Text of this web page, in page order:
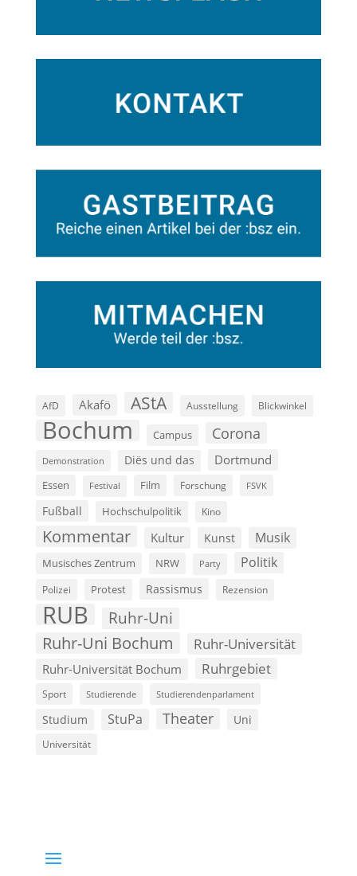
AfD Akafö AStA Ausstellung Blickwinkel
Bochum Campus Corona
Demonstration Diës und das Dortmund
Essen Festival Film Forschung FSVK
Fußball Hochschulpolitik Kino
Kommentar Kultur Kunst Musik
Musisches Zentrum NRW Party Politik
Polizei Protest Rassismus Rezension
RUB Ruhr-Uni
Ruhr-Uni Bochum Ruhr-Universität
Ruhr-Universität Bochum Ruhrgebiet
Sport Studierende Studierendenparlament
Studium StuPa Theater Uni
Universität